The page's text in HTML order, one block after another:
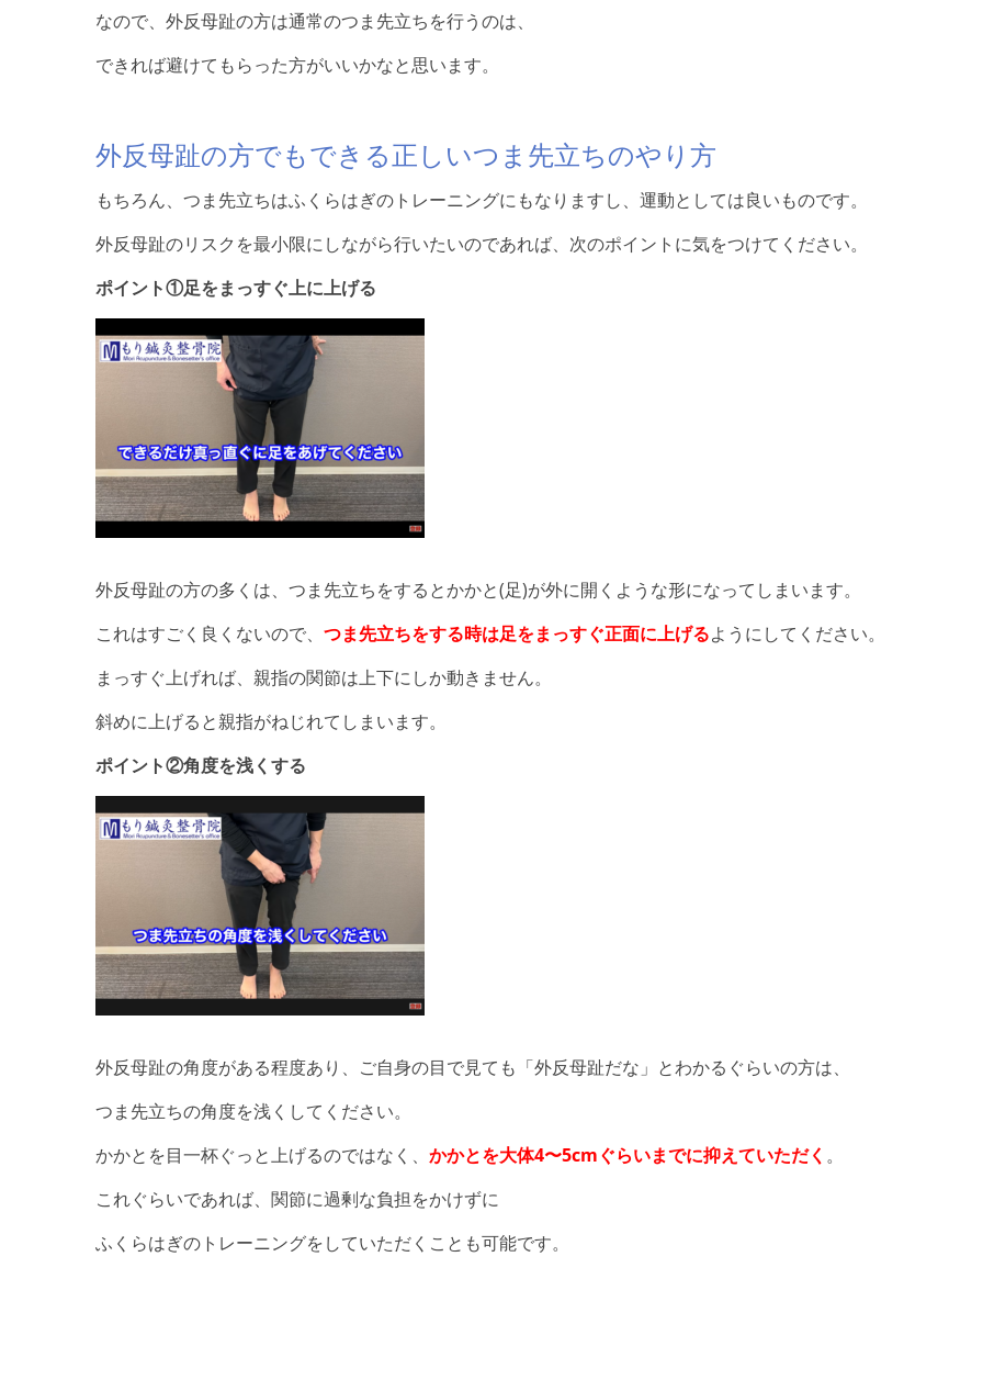
なので、外反母趾の方は通常のつま先立ちを行うのは、
できれば避けてもらった方がいいかなと思います。
外反母趾の方でもできる正しいつま先立ちのやり方
もちろん、つま先立ちはふくらはぎのトレーニングにもなりますし、運動としては良いものです。
外反母趾のリスクを最小限にしながら行いたいのであれば、次のポイントに気をつけてください。
ポイント①足をまっすぐ上に上げる
外反母趾の方の多くは、つま先立ちをするとかかと(足)が外に開くような形になってしまいます。
これはすごく良くないので、 つま先立ちをする時は足をまっすぐ正面に上げるようにしてください。
まっすぐ上げれば、親指の関節は上下にしか動きません。
斜めに上げると親指がねじれてしまいます。
ポイント②角度を浅くする
外反母趾の角度がある程度あり、ご自身の目で見ても「外反母趾だな」とわかるぐらいの方は、
つま先立ちの角度を浅くしてください。
かかとを目一杯ぐっと上げるのではなく、 かかとを大体4〜5cmぐらいまでに抑えていただく 。
これぐらいであれば、関節に過剰な負担をかけずに
ふくらはぎのトレーニングをしていただくことも可能です。